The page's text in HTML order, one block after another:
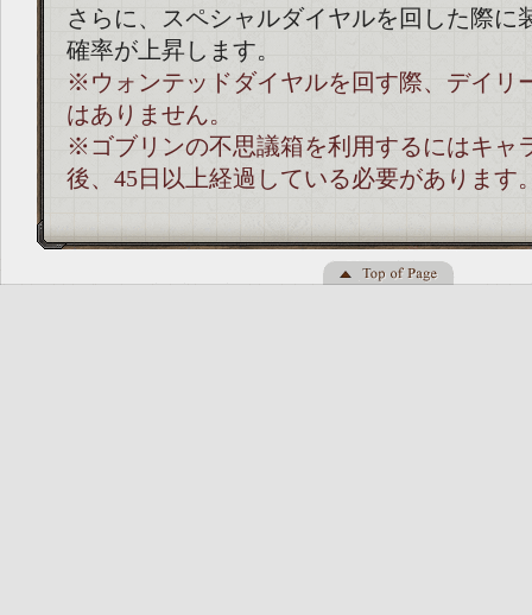
さらに、スペシャルダイヤルを回した際に
確率が上昇します。
※ウォンテッドダイヤルを回す際、デイリ
はありません。
※ゴブリンの不思議箱を利用するにはキャ
後、45日以上経過している必要があります